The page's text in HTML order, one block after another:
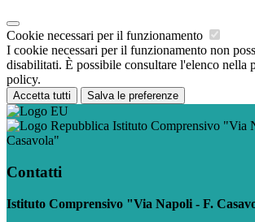
Cookie necessari per il funzionamento
I cookie necessari per il funzionamento non
disabilitati. È possibile consultare l'elenco nella
policy.
Accetta tutti Salva le preferenze
Istituto Comprensivo "Via
Casavola"
Contatti
Istituto Comprensivo "Via Napoli - F.